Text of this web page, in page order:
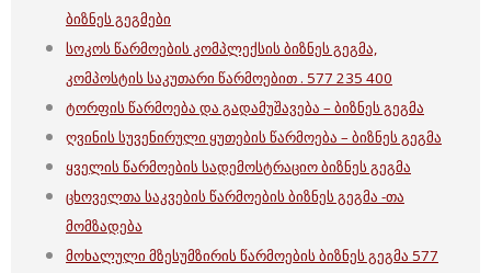
ბიზნეს გეგმები
სოკოს წარმოების კომპლექსის ბიზნეს გეგმა,
კომპოსტის საკუთარი წარმოებით . 577 235 400
ტორფის წარმოება და გადამუშავება – ბიზნეს გეგმა
ღვინის სუვენირული ყუთების წარმოება – ბიზნეს გეგმა
ყველის წარმოების სადემოსტრაციო ბიზნეს გეგმა
ცხოველთა საკვების წარმოების ბიზნეს გეგმა -თა
მომზადება
მოხალული მზესუმზირის წარმოების ბიზნეს გეგმა 577